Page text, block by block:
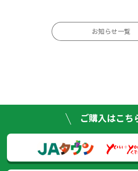
投
稿
ゲー
ショ
ン
お知らせ一覧
ご購入はこち